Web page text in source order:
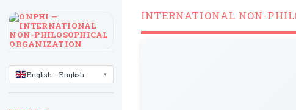
INTERNATIONAL NON-
LANGUAGE
English - English